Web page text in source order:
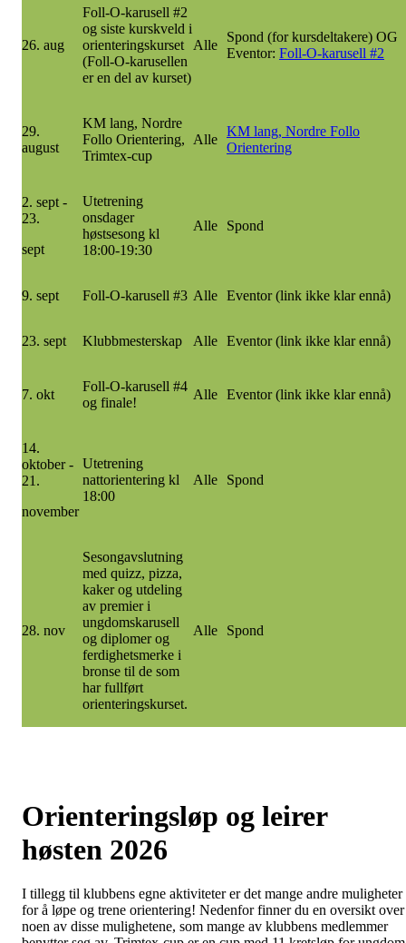
26. aug
Foll-O-karusell #2
og siste kurskveld i
orienteringskurset
(Foll-O-karusellen
er en del av kurset)
Alle
Spond (for kursdeltakere) OG
Eventor: Foll-O-karusell #2
29.
august
KM lang, Nordre
Follo Orientering,
Trimtex-cup
Alle
KM lang, Nordre Follo
Orientering
2. sept -
23.
sept
Utetrening
onsdager
høstsesong kl
18:00-19:30
Alle Spond
9. sept Foll-O-karusell #3 Alle Eventor (link ikke klar ennå)
23. sept Klubbmesterskap Alle Eventor (link ikke klar ennå)
7. okt
Foll-O-karusell #4
og finale!
Alle Eventor (link ikke klar ennå)
14.
oktober -
21.
november
Utetrening
nattorientering kl
18:00
Alle Spond
28. nov
Sesongavslutning
med quizz, pizza,
kaker og utdeling
av premier i
ungdomskarusell
og diplomer og
ferdighetsmerke i
bronse til de som
har fullført
orienteringskurset.
Alle Spond
Orienteringsløp og leirer
høsten 2026
I tillegg til klubbens egne aktiviteter er det mange andre muligheter
for å løpe og trene orientering! Nedenfor finner du en oversikt over
noen av disse mulighetene, som mange av klubbens medlemmer